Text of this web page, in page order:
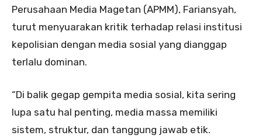
Perusahaan Media Magetan (APMM), Fariansyah,
turut menyuarakan kritik terhadap relasi institusi
kepolisian dengan media sosial yang dianggap
terlalu dominan.
“Di balik gegap gempita media sosial, kita sering
lupa satu hal penting, media massa memiliki
sistem, struktur, dan tanggung jawab etik.